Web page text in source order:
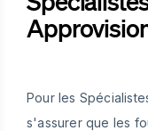
Pour les
s'assurer que les